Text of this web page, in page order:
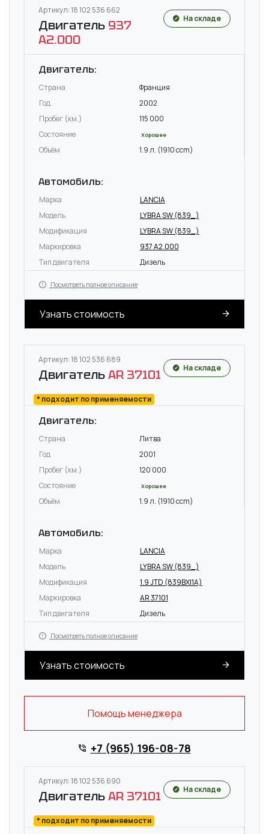
Артикул: 18 102 536 662
Двигатель 937
A2.000
На складе
Двигатель:
Страна
Франция
Год
2002
Пробег (км.)
115 000
Состояние
Хорошее
Объём 1.9 л. (1910 ccm)
Автомобиль:
Марка
LANCIA
Модель
LYBRA SW (839_)
Модификация
LYBRA SW (839_)
Маркировка
937 A2.000
Тип двигателя
Дизель
Посмотреть полное описание
Узнать стоимость
Артикул: 18 102 536 689
ДвигательAR 37101
* подходит по применяемости
На складе
Двигатель:
Страна
Литва
Год
2001
Пробег (км.)
120 000
Состояние
Хорошее
Объём 1.9 л. (1910 ccm)
Автомобиль:
Марка
LANCIA
Модель
LYBRA SW (839_)
Модификация
1.9 JTD (839BXI1A)
Маркировка
AR 37101
Тип двигателя
Дизель
Посмотреть полное описание
Узнать стоимость
Помощь менеджера
+7 (965) 196-08-78
Артикул: 18 102 536 690
ДвигательAR 37101
* подходит по применяемости
На складе